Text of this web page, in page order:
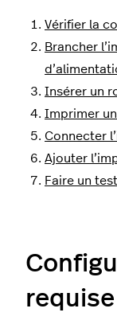
Vérifier la
Brancher
Insérer un
Imprimer
Connecter
Ajouter
Faire un
requise